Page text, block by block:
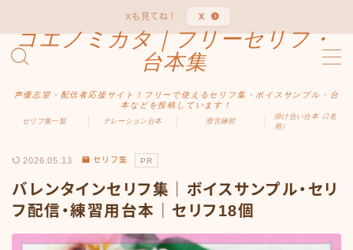
Xも見てね！ X
コエノミカタ｜フリーセリフ・
台本集
声優志望・配信者応援サイト！フリーで使えるセリフ集・ボイスサンプル・台
本などを投稿しています！
MENU
男性向け
女性向け
セリフ集一覧 ナレーション台本 滑舌練習
掛け合い台本（2名
用）
2026.05.13 セリフ集 PR
バレンタインセリフ集｜ボイスサンプル・セリ
フ配信・練習用台本｜セリフ18個